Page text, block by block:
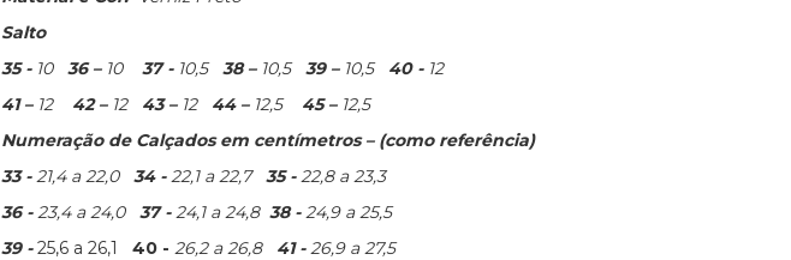
Salto
35 - 10 36 – 10 37 - 10,5 38 – 10,5 39 – 10,5 40 - 12
41 – 12 42 – 12 43 – 12 44 – 12,5 45 – 12,5
Numeração de Calçados em centímetros – (como referência)
33 -21,4 a 22,0 34 -22,1 a 22,7 35 -22,8 a 23,3
36 -23,4 a 24,037 -24,1 a 24,8 38 -24,9 a 25,5
39 -25,6 a 26,1 40 - 26,2 a 26,8 41 -26,9 a 27,5